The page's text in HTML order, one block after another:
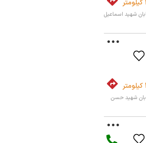
شهید اسماعیل
شهید حسن